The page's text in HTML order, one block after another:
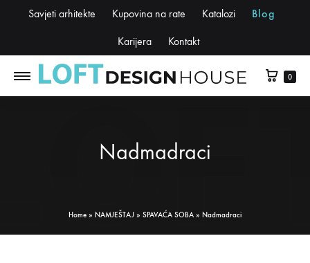
Savjeti arhitekte Kupovina na rate Katalozi Blog
Karijera Kontakt
0
Nadmadraci
Home » NAMJEŠTAJ » SPAVAĆA SOBA » Nadmadraci